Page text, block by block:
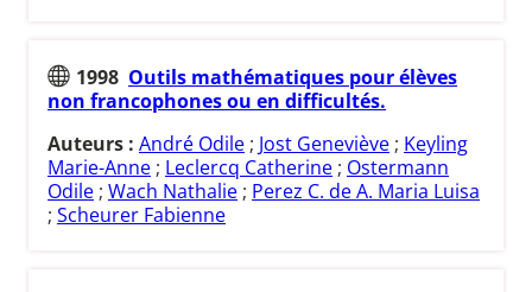
1998 Outils mathématiques pour élèves
non francophones ou en difficultés.
Auteurs : André Odile ; Jost Geneviève ; Keyling
Marie-Anne ; Leclercq Catherine ; Ostermann
Odile ; Wach Nathalie ; Perez C. de A. Maria Luisa
; Scheurer Fabienne